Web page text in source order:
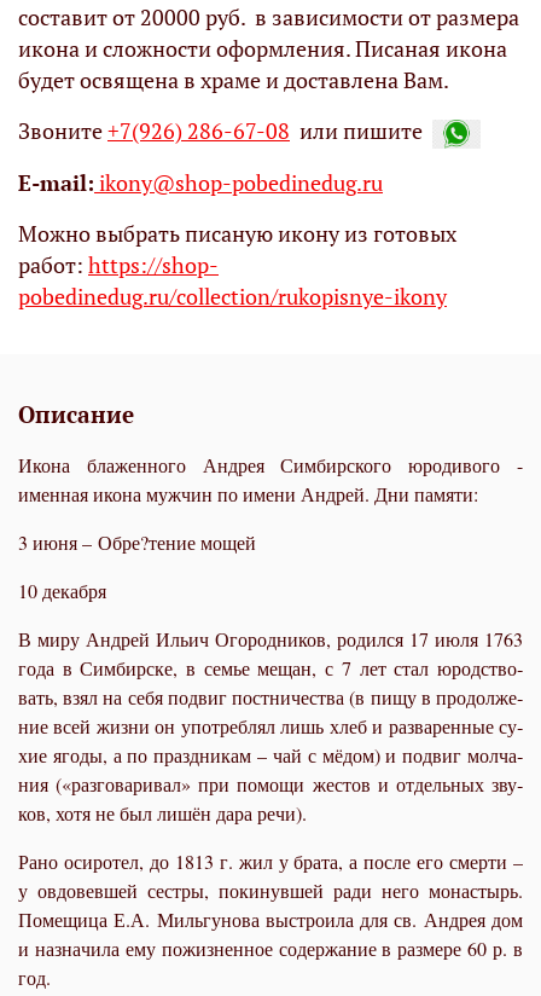
составит от 20000 руб. в зависимости от размера
икона и сложности оформления. Писаная икона
будет освящена в храме и доставлена Вам.
Звоните+7(926) 286-67-08 или пишите
Е-mail: ikony@shop-pobedinedug.ru
Можно выбрать писаную икону из готовых
работ: https://shop-
pobedinedug.ru/collection/rukopisnye-ikony
Описание
Икона блаженного Андрея Симбирского юродивого -
именная икона мужчин по имени Андрей. Дни памяти:
3 июня – Обре?тение мощей
10 декабря
В ми­ру Ан­дрей Ильич Ого­род­ни­ков, ро­дил­ся 17 июля 1763
го­да в Сим­бир­ске, в се­мье ме­щан, с 7 лет стал юрод­ство­
вать, взял на се­бя по­двиг пост­ни­че­ства (в пи­щу в про­дол­же­
ние всей жиз­ни он упо­треб­лял лишь хлеб и раз­ва­рен­ные су­
хие яго­ды, а по празд­ни­кам – чай с мё­дом) и по­двиг мол­ча­
ния («раз­го­ва­ри­вал» при по­мо­щи же­стов и от­дель­ных зву­
ков, хо­тя не был ли­шён да­ра ре­чи).
Ра­но оси­ро­тел, до 1813 г. жил у бра­та, а по­сле его смер­ти –
у ов­до­вев­шей сест­ры, по­ки­нув­шей ра­ди него мо­на­стырь.
По­ме­щи­ца Е.А. Миль­гу­но­ва вы­стро­и­ла для св. Ан­дрея дом
и на­зна­чи­ла ему по­жиз­нен­ное со­дер­жа­ние в раз­ме­ре 60 р. в
год.